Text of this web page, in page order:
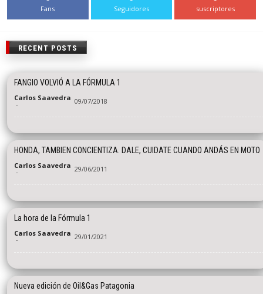
Fans Seguidores suscriptores
RECENT POSTS
FANGIO VOLVIÓ A LA FÓRMULA 1
Carlos Saavedra
- 09/07/2018
HONDA, TAMBIEN CONCIENTIZA. DALE, CUIDATE CUANDO ANDÁS EN MOTO
Carlos Saavedra
- 29/06/2011
La hora de la Fórmula 1
Carlos Saavedra
- 29/01/2021
Nueva edición de Oil&Gas Patagonia